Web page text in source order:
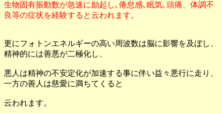
生物固有振動数が急速に励起し､倦怠感､眠気､頭痛、体調不
良等の症状を経験すると云われます。
更にフォトンエネルギーの高い周波数は脳に影響を及ぼし、
精神的には善悪が二極化し、
悪人は精神の不安定化が加速する事に伴い益々悪行に走り、
一方の善人は慈愛に満ちてくると
云われます。